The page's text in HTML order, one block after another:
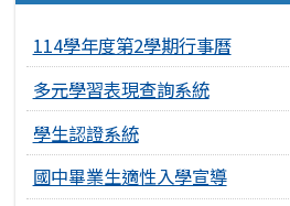
114學年度第2學期行事曆
多元學習表現查詢系統
學生認證系統
國中畢業生適性入學宣導